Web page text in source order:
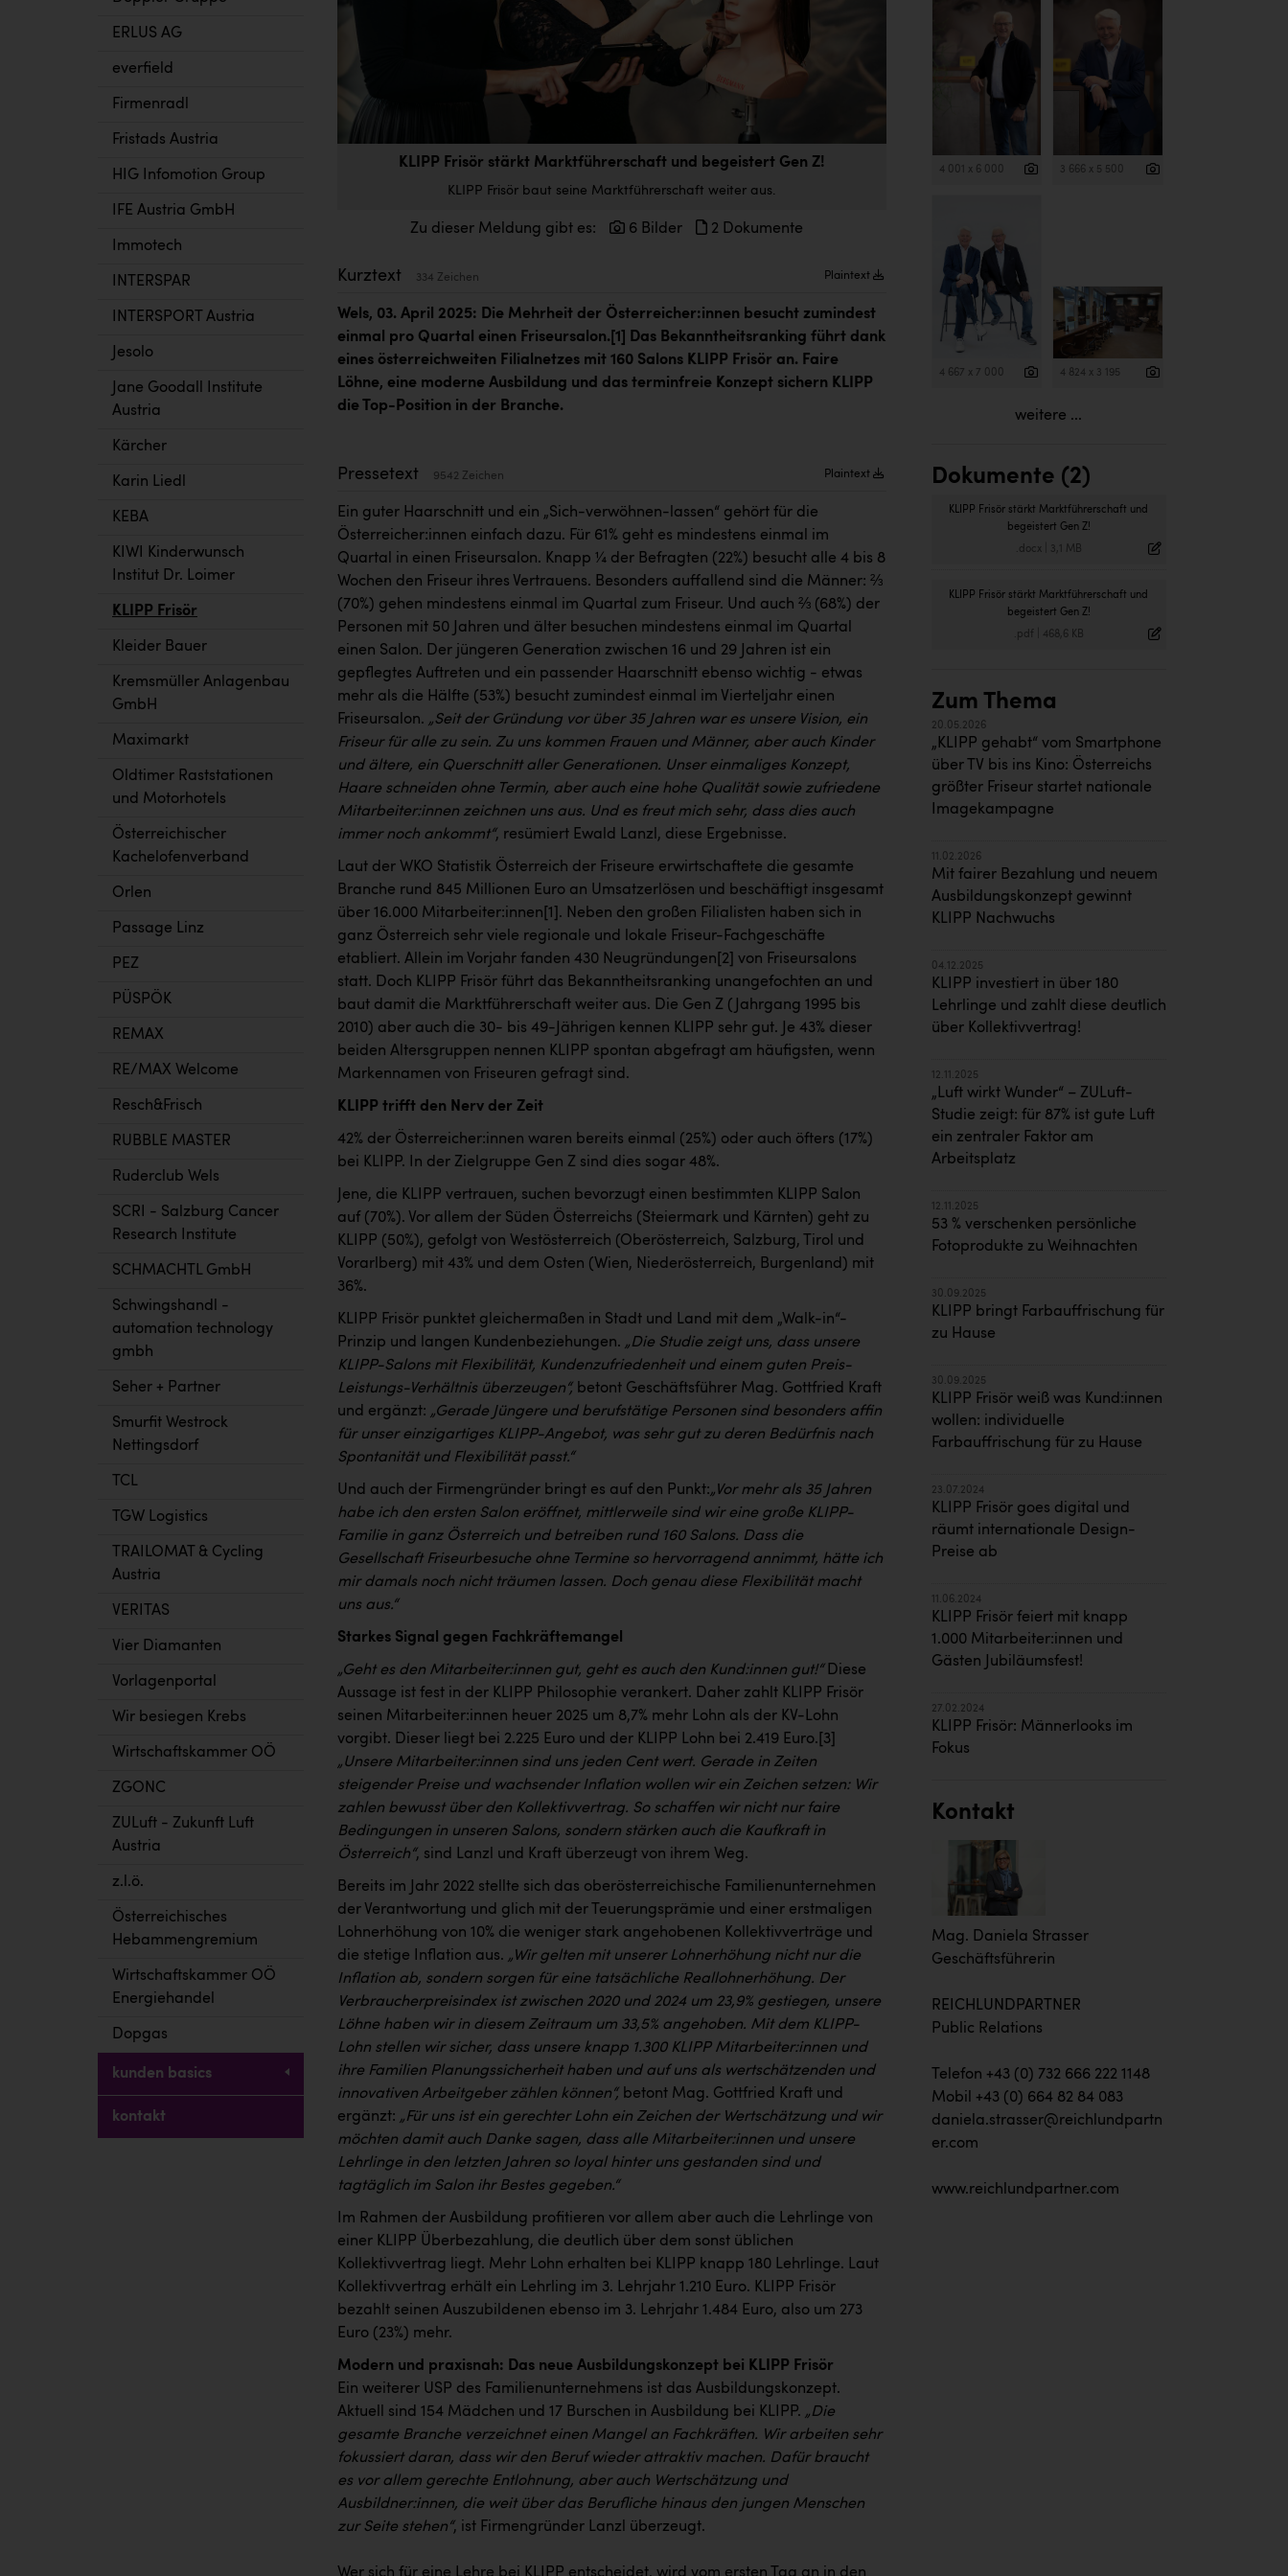
ERLUS AG
everfield
Firmenradl
Fristads Austria
HIG Infomotion Group
IFE Austria GmbH
Immotech
INTERSPAR
INTERSPORT Austria
Jesolo
Jane Goodall Institute
Austria
Kärcher
Karin Liedl
KEBA
KIWI Kinderwunsch
Institut Dr. Loimer
KLIPP Frisör
Kleider Bauer
Kremsmüller Anlagenbau
GmbH
Maximarkt
Oldtimer Raststationen
und Motorhotels
Österreichischer
Kachelofenverband
Orlen
Passage Linz
PEZ
PÜSPÖK
REMAX
RE/MAX Welcome
Resch&Frisch
RUBBLE MASTER
Ruderclub Wels
SCRI - Salzburg Cancer
Research Institute
SCHMACHTL GmbH
Schwingshandl -
automation technology
gmbh
Seher + Partner
Smurfit Westrock
Nettingsdorf
TCL
TGW Logistics
TRAILOMAT & Cycling
Austria
VERITAS
Vier Diamanten
Vorlagenportal
Wir besiegen Krebs
Wirtschaftskammer OÖ
ZGONC
ZULuft - Zukunft Luft
Austria
z.l.ö.
Österreichisches
Hebammengremium
Wirtschaftskammer OÖ
Energiehandel
Dopgas
kunden basics
kontakt
KLIPP Frisör stärkt Marktführerschaft und begeistert Gen Z!
KLIPP Frisör baut seine Marktführerschaft weiter aus.
Zu dieser Meldung gibt es: 6 Bilder 2 Dokumente
Kurztext 334 Zeichen Plaintext
Wels, 03. April 2025: Die Mehrheit der Österreicher:innen besucht zumindest
einmal pro Quartal einen Friseursalon. [1]
Das Bekanntheitsranking führt dank
eines österreichweiten Filialnetzes mit 160 Salons KLIPP Frisör an. Faire
Löhne, eine moderne Ausbildung und das terminfreie Konzept sichern KLIPP
die Top-Position in der Branche.
Pressetext 9542 Zeichen Plaintext
Ein guter Haarschnitt und ein „Sich-verwöhnen-lassen“ gehört für die
Österreicher:innen einfach dazu. Für 61% geht es mindestens einmal im
Quartal in einen Friseursalon. Knapp ¼ der Befragten (22%) besucht alle 4 bis 8
Wochen den Friseur ihres Vertrauens. Besonders auffallend sind die Männer: ⅔
(70%) gehen mindestens einmal im Quartal zum Friseur. Und auch ⅔ (68%) der
Personen mit 50 Jahren und älter besuchen mindestens einmal im Quartal
einen Salon. Der jüngeren Generation zwischen 16 und 29 Jahren ist ein
gepflegtes Auftreten und ein passender Haarschnitt ebenso wichtig - etwas
mehr als die Hälfte (53%) besucht zumindest einmal im Vierteljahr einen
Friseursalon. „Seit der Gründung vor über 35 Jahren war es unsere Vision, ein
Friseur für alle zu sein. Zu uns kommen Frauen und Männer, aber auch Kinder
und ältere, ein Querschnitt aller Generationen. Unser einmaliges Konzept,
Haare schneiden ohne Termin, aber auch eine hohe Qualität sowie zufriedene
Mitarbeiter:innen zeichnen uns aus. Und es freut mich sehr, dass dies auch
immer noch ankommt“, resümiert Ewald Lanzl, diese Ergebnisse.
Laut der WKO Statistik Österreich der Friseure erwirtschaftete die gesamte
Branche rund 845 Millionen Euro an Umsatzerlösen und beschäftigt insgesamt
über 16.000 Mitarbeiter:innen [1] . Neben den großen Filialisten haben sich in
ganz Österreich sehr viele regionale und lokale Friseur-Fachgeschäfte
etabliert. Allein im Vorjahr fanden 430 Neugründungen [2]
von Friseursalons
statt. Doch KLIPP Frisör führt das Bekanntheitsranking unangefochten an und
baut damit die Marktführerschaft weiter aus. Die Gen Z (Jahrgang 1995 bis
2010) aber auch die 30- bis 49-Jährigen kennen KLIPP sehr gut. Je 43% dieser
beiden Altersgruppen nennen KLIPP spontan abgefragt am häufigsten, wenn
Markennamen von Friseuren gefragt sind.
KLIPP trifft den Nerv der Zeit
42% der Österreicher:innen waren bereits einmal (25%) oder auch öfters (17%)
bei KLIPP. In der Zielgruppe Gen Z sind dies sogar 48%.
Jene, die KLIPP vertrauen, suchen bevorzugt einen bestimmten KLIPP Salon
auf (70%). Vor allem der Süden Österreichs (Steiermark und Kärnten) geht zu
KLIPP (50%), gefolgt von Westösterreich (Oberösterreich, Salzburg, Tirol und
Vorarlberg) mit 43% und dem Osten (Wien, Niederösterreich, Burgenland) mit
36%.
KLIPP Frisör punktet gleichermaßen in Stadt und Land mit dem „Walk-in“-
Prinzip und langen Kundenbeziehungen. „Die Studie zeigt uns, dass unsere
KLIPP-Salons mit Flexibilität, Kundenzufriedenheit und einem guten Preis-
Leistungs-Verhältnis überzeugen“, betont Geschäftsführer Mag. Gottfried Kraft
und ergänzt: „Gerade Jüngere und berufstätige Personen sind besonders affin
für unser einzigartiges KLIPP-Angebot, was sehr gut zu deren Bedürfnis nach
Spontanität und Flexibilität passt.“
Und auch der Firmengründer bringt es auf den Punkt:„Vor mehr als 35 Jahren
habe ich den ersten Salon eröffnet, mittlerweile sind wir eine große KLIPP-
Familie in ganz Österreich und betreiben rund 160 Salons. Dass die
Gesellschaft Friseurbesuche ohne Termine so hervorragend annimmt, hätte ich
mir damals noch nicht träumen lassen. Doch genau diese Flexibilität macht
uns aus.“
Starkes Signal gegen Fachkräftemangel
„Geht es den Mitarbeiter:innen gut, geht es auch den Kund:innen gut!“Diese
Aussage ist fest in der KLIPP Philosophie verankert. Daher zahlt KLIPP Frisör
seinen Mitarbeiter:innen heuer 2025 um 8,7% mehr Lohn als der KV-Lohn
vorgibt. Dieser liegt bei 2.225 Euro und der KLIPP Lohn bei 2.419 Euro. [3]
„Unsere Mitarbeiter:innen sind uns jeden Cent wert. Gerade in Zeiten
steigender Preise und wachsender Inflation wollen wir ein Zeichen setzen: Wir
zahlen bewusst über den Kollektivvertrag. So schaffen wir nicht nur faire
Bedingungen in unseren Salons, sondern stärken auch die Kaufkraft in
Österreich“, sind Lanzl und Kraft überzeugt von ihrem Weg.
Bereits im Jahr 2022 stellte sich das oberösterreichische Familienunternehmen
der Verantwortung und glich mit der Teuerungsprämie und einer erstmaligen
Lohnerhöhung von 10% die weniger stark angehobenen Kollektivverträge und
die stetige Inflation aus. „Wir gelten mit unserer Lohnerhöhung nicht nur die
Inflation ab, sondern sorgen für eine tatsächliche Reallohnerhöhung. Der
Verbraucherpreisindex ist zwischen 2020 und 2024 um 23,9% gestiegen, unsere
Löhne haben wir in diesem Zeitraum um 33,5% angehoben. Mit dem KLIPP-
Lohn stellen wir sicher, dass unsere knapp 1.300 KLIPP Mitarbeiter:innen und
ihre Familien Planungssicherheit haben und auf uns als wertschätzenden und
innovativen Arbeitgeber zählen können“, betont Mag. Gottfried Kraft und
ergänzt: „Für uns ist ein gerechter Lohn ein Zeichen der Wertschätzung und wir
möchten damit auch Danke sagen, dass alle Mitarbeiter:innen und unsere
Lehrlinge in den letzten Jahren so loyal hinter uns gestanden sind und
tagtäglich im Salon ihr Bestes gegeben.“
Im Rahmen der Ausbildung profitieren vor allem aber auch die Lehrlinge von
einer KLIPP Überbezahlung, die deutlich über dem sonst üblichen
Kollektivvertrag liegt. Mehr Lohn erhalten bei KLIPP knapp 180 Lehrlinge. Laut
Kollektivvertrag erhält ein Lehrling im 3. Lehrjahr 1.210 Euro. KLIPP Frisör
bezahlt seinen Auszubildenen ebenso im 3. Lehrjahr 1.484 Euro, also um 273
Euro (23%) mehr.
Modern und praxisnah: Das neue Ausbildungskonzept bei KLIPP Frisör
Ein weiterer USP des Familienunternehmens ist das Ausbildungskonzept.
Aktuell sind 154 Mädchen und 17 Burschen in Ausbildung bei KLIPP. „Die
gesamte Branche verzeichnet einen Mangel an Fachkräften. Wir arbeiten sehr
fokussiert daran, dass wir den Beruf wieder attraktiv machen. Dafür braucht
es vor allem gerechte Entlohnung, aber auch Wertschätzung und
Ausbildner:innen, die weit über das Berufliche hinaus den jungen Menschen
zur Seite stehen“, ist Firmengründer Lanzl überzeugt.
Wer sich für eine Lehre bei KLIPP entscheidet, wird vom ersten Tag an in den
4 001 x 6 000 3 666 x 5 500
4 667 x 7 000 4 824 x 3 195
weitere ...
Dokumente (2)
KLIPP Frisör stärkt Marktführerschaft und
begeistert Gen Z!
.docx| 3,1 MB
KLIPP Frisör stärkt Marktführerschaft und
begeistert Gen Z!
.pdf 468,6 KB
Zum Thema
20.05.2026
„KLIPP gehabt“ vom Smartphone
über TV bis ins Kino: Österreichs
größter Friseur startet nationale
Imagekampagne
11.02.2026
Mit fairer Bezahlung und neuem
Ausbildungskonzept gewinnt
KLIPP Nachwuchs
04.12.2025
KLIPP investiert in über 180
Lehrlinge und zahlt diese deutlich
über Kollektivvertrag!
12.11.2025
„Luft wirkt Wunder“ – ZULuft-
Studie zeigt: für 87% ist gute Luft
ein zentraler Faktor am
Arbeitsplatz
12.11.2025
53 % verschenken persönliche
Fotoprodukte zu Weihnachten
30.09.2025
KLIPP bringt Farbauffrischung für
zu Hause
30.09.2025
KLIPP Frisör weiß was Kund:innen
wollen: individuelle
Farbauffrischung für zu Hause
23.07.2024
KLIPP Frisör goes digital und
räumt internationale Design-
Preise ab
11.06.2024
KLIPP Frisör feiert mit knapp
1.000 Mitarbeiter:innen und
Gästen Jubiläumsfest!
27.02.2024
KLIPP Frisör: Männerlooks im
Fokus
Kontakt
Mag. Daniela Strasser
Geschäftsführerin
REICHLUNDPARTNER
Public Relations
Telefon +43 (0) 732 666 222 1148
Mobil +43 (0) 664 82 84 083
daniela.strasser@reichlundpartn
er.com
www.reichlundpartner.com